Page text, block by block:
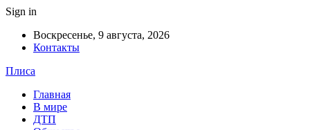
Sign in
Воскресенье, 9 августа, 2026
Контакты
Плиса
Главная
В мире
ДТП